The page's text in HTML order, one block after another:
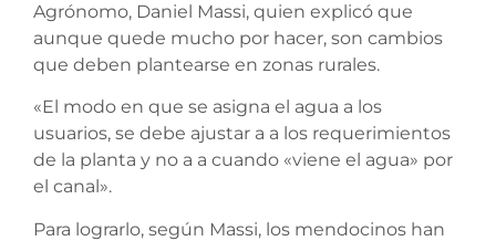
Agrónomo, Daniel Massi, quien explicó que
aunque quede mucho por hacer, son cambios
que deben plantearse en zonas rurales.
«El modo en que se asigna el agua a los
usuarios, se debe ajustar a a los requerimientos
de la planta y no a a cuando «viene el agua» por
el canal».
Para lograrlo, según Massi, los mendocinos han